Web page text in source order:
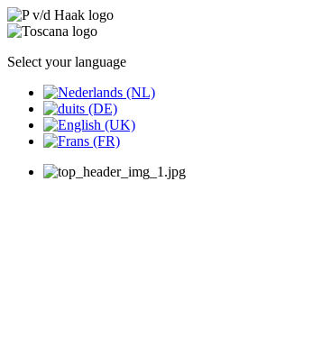
Select your language